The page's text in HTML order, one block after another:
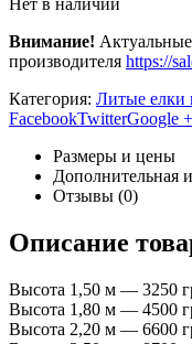
Внимание!
производителя https://
Категория: Литые елки
FacebookTwitterGoogle +
Размеры и цены
Дополнительная
Отзывы (0)
Описание
Высота 1,50 м — 3250
Высота 1,80 м — 4500
Высота 2,20 м — 6600